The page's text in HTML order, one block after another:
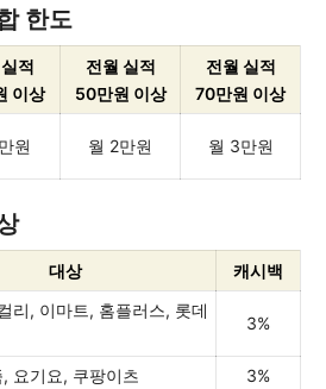
한도
적
이상
전월 실적
50만원 이상
전월 실적
70만원 이상
원 월 2만원 월 3만원
대상 캐시백
리, 이마트, 홈플러스, 롯데
3%
요기요, 쿠팡이츠 3%